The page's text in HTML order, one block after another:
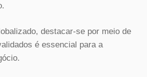
destacar-se por meio de
é essencial para a